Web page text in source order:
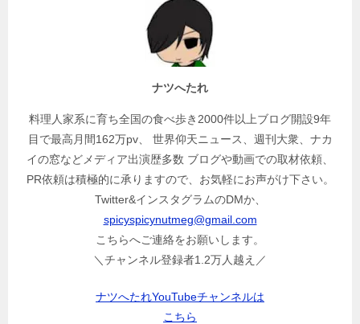
ナツへたれ
料理人家系に育ち全国の食べ歩き2000件以上ブログ開設9年
目で最高月間162万pv、 世界仰天ニュース、週刊大衆、ナカ
イの窓などメディア出演歴多数 ブログや動画での取材依頼、
PR依頼は積極的に承りますので、お気軽にお声がけ下さい。
Twitter&インスタグラムのDMか、
spicyspicynutmeg@gmail.com
こちらへご連絡をお願いします。
＼チャンネル登録者1.2万人越え／
ナツへたれYouTubeチャンネルは
こちら